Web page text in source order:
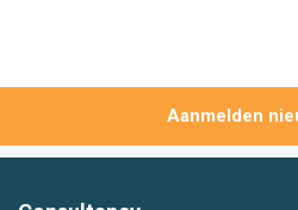
Aanmelden